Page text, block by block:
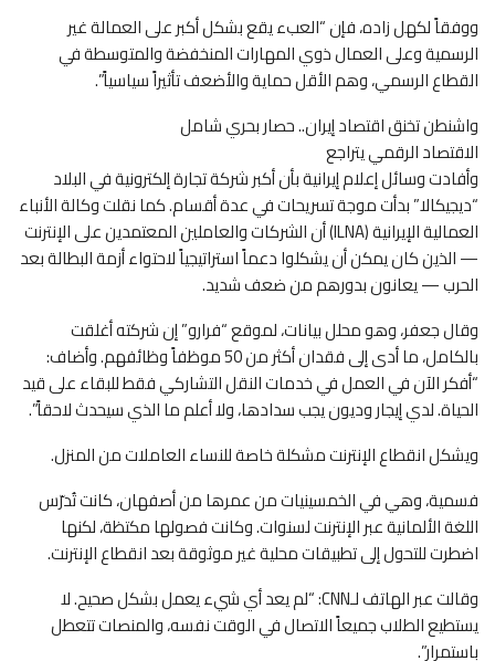
ووفقاً لكهل زاده، فإن “العبء يقع بشكل أكبر على العمالة غير
الرسمية وعلى العمال ذوي المهارات المنخفضة والمتوسطة في
القطاع الرسمي، وهم الأقل حماية والأضعف تأثيراً سياسياً”.
واشنطن تخنق اقتصاد إيران.. حصار بحري شامل
الاقتصاد الرقمي يتراجع
وأفادت وسائل إعلام إيرانية بأن أكبر شركة تجارة إلكترونية في البلاد
“ديجيكالا” بدأت موجة تسريحات في عدة أقسام. كما نقلت وكالة الأنباء
العمالية الإيرانية (ILNA) أن الشركات والعاملين المعتمدين على الإنترنت
— الذين كان يمكن أن يشكلوا دعماً استراتيجياً لاحتواء أزمة البطالة بعد
الحرب — يعانون بدورهم من ضعف شديد.
وقال جعفر، وهو محلل بيانات، لموقع “فرارو” إن شركته أغلقت
بالكامل، ما أدى إلى فقدان أكثر من 50 موظفاً وظائفهم. وأضاف:
“أفكر الآن في العمل في خدمات النقل التشاركي فقط للبقاء على قيد
الحياة. لدي إيجار وديون يجب سدادها، ولا أعلم ما الذي سيحدث لاحقاً”.
ويشكل انقطاع الإنترنت مشكلة خاصة للنساء العاملات من المنزل.
فسمية، وهي في الخمسينيات من عمرها من أصفهان، كانت تُدرّس
اللغة الألمانية عبر الإنترنت لسنوات. وكانت فصولها مكتظة، لكنها
اضطرت للتحول إلى تطبيقات محلية غير موثوقة بعد انقطاع الإنترنت.
وقالت عبر الهاتف لـCNN: “لم يعد أي شيء يعمل بشكل صحيح. لا
يستطيع الطلاب جميعاً الاتصال في الوقت نفسه، والمنصات تتعطل
باستمرار”.